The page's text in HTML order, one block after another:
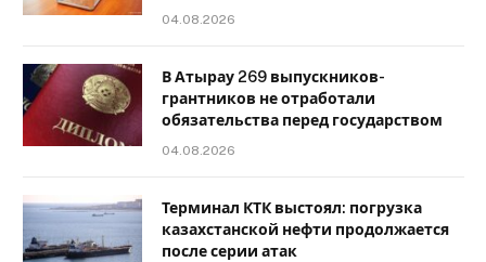
04.08.2026
В Атырау 269 выпускников-
грантников не отработали
обязательства перед государством
04.08.2026
Терминал КТК выстоял: погрузка
казахстанской нефти продолжается
после серии атак